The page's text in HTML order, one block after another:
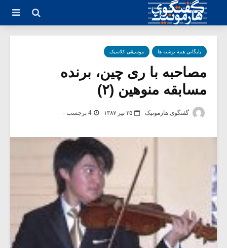
بایگانی همه نوشته ها موسیقی کلاسیک
مصاحبه با ری چین، برنده
مسابقه منوهین (۲)
گفتگوی هارمونیک ۲۵ تیر ۱۳۸۷ 4 برچسب -